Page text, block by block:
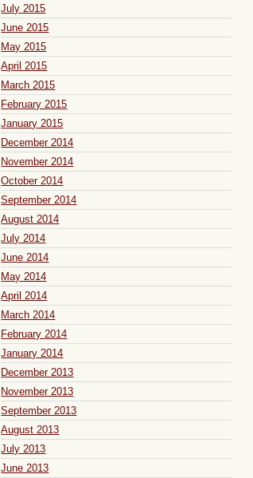
July 2015
June 2015
May 2015
April 2015
March 2015
February 2015
January 2015
December 2014
November 2014
October 2014
September 2014
August 2014
July 2014
June 2014
May 2014
April 2014
March 2014
February 2014
January 2014
December 2013
November 2013
September 2013
August 2013
July 2013
June 2013